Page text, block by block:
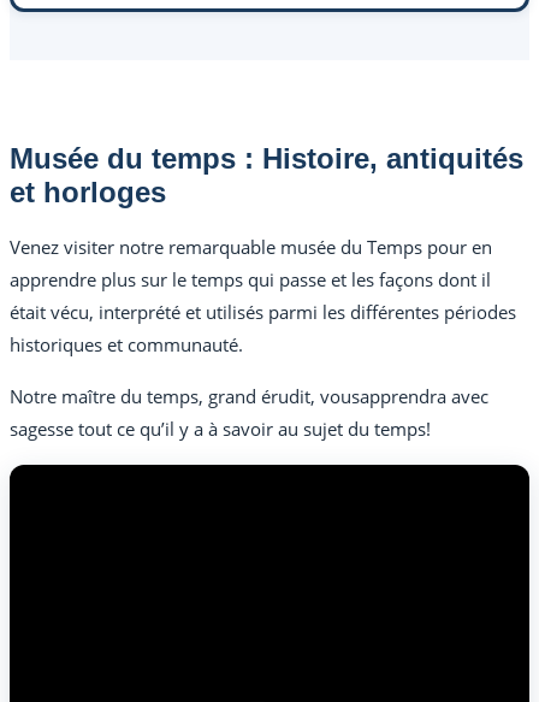
Musée du temps : Histoire, antiquités
et horloges
Venez visiter notre remarquable musée du Temps pour en
apprendre plus sur le temps qui passe et les façons dont il
était vécu, interprété et utilisés parmi les différentes périodes
historiques et communauté.
Notre maître du temps, grand érudit, vousapprendra avec
sagesse tout ce qu’il y a à savoir au sujet du temps!